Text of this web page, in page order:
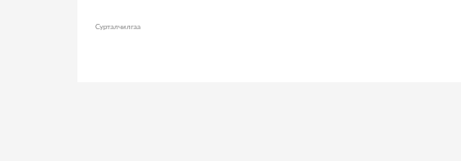
Сурталчилгаа